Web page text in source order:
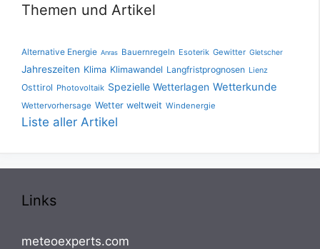
Themen und Artikel
Alternative Energie Anras Bauernregeln Esoterik Gewitter Gletscher
Jahreszeiten Klima Klimawandel Langfristprognosen Lienz
Osttirol Photovoltaik Spezielle Wetterlagen Wetterkunde
Wettervorhersage Wetter weltweit Windenergie
Liste aller Artikel
Links
meteoexperts.com